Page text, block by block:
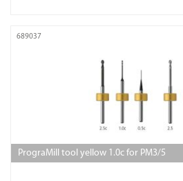
689037
PrograMill tool yellow 1.0c for PM3/5